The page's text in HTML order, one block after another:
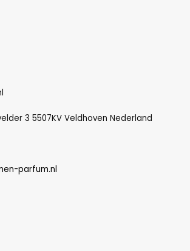
3 5507KV Veldhoven Nederland
parfum.nl